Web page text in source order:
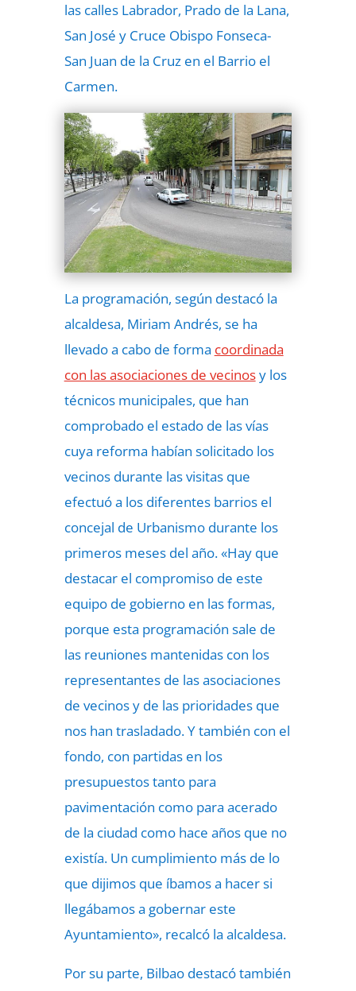
las calles Labrador, Prado de la Lana,
San José y Cruce Obispo Fonseca-
San Juan de la Cruz en el Barrio el
Carmen.
La programación, según destacó la
alcaldesa, Miriam Andrés, se ha
llevado a cabo de forma coordinada
con las asociaciones de vecinosy los
técnicos municipales, que han
comprobado el estado de las vías
cuya reforma habían solicitado los
vecinos durante las visitas que
efectuó a los diferentes barrios el
concejal de Urbanismo durante los
primeros meses del año. «Hay que
destacar el compromiso de este
equipo de gobierno en las formas,
porque esta programación sale de
las reuniones mantenidas con los
representantes de las asociaciones
de vecinos y de las prioridades que
nos han trasladado. Y también con el
fondo, con partidas en los
presupuestos tanto para
pavimentación como para acerado
de la ciudad como hace años que no
existía. Un cumplimiento más de lo
que dijimos que íbamos a hacer si
llegábamos a gobernar este
Ayuntamiento», recalcó la alcaldesa.
Por su parte, Bilbao destacó también